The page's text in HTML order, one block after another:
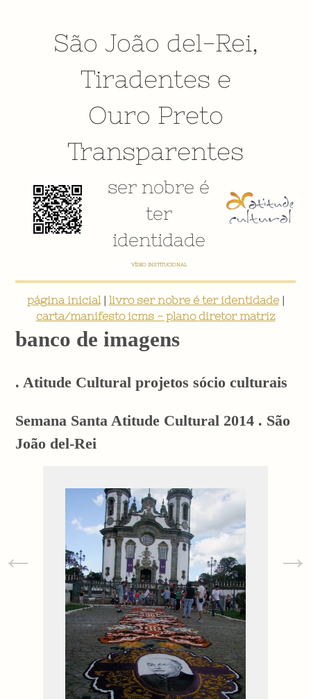
São João del-Rei,
Tiradentes e
Ouro Preto
Transparentes
ser nobre é
ter
identidade
E-BOOK: "SER NOBRE É TER IDENTIDADE: INVENTÁRIO DIGITAL PARTICIPATIVO SOBRE O PATRIMÔNIO
página inicial| livro ser nobre é ter identidade|
carta/manifesto icms - plano diretor matriz
banco de imagens
. Atitude Cultural projetos sócio culturais
Semana Santa Atitude Cultural 2014 . São
João del-Rei
← →